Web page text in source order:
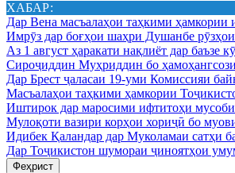
ХАБАР:
Дар Вена масъалаҳои таҳкими ҳамкории
Имрӯз дар боғҳои шаҳри Душанбе
Аз 1 август ҳаракати нақлиёт дар
Сироҷиддин Муҳриддин бо
Дар Брест ҷаласаи 19-уми Комиссияи
Масъалаҳои таҳкими ҳамкории
Иштирок дар маросими ифтитоҳи
Мулоқоти вазири корҳои хориҷӣ бо
Идибек Қаландар дар Муколамаи сатҳи
Дар Тоҷикистон шумораи ҷиноятҳои
Феҳрист